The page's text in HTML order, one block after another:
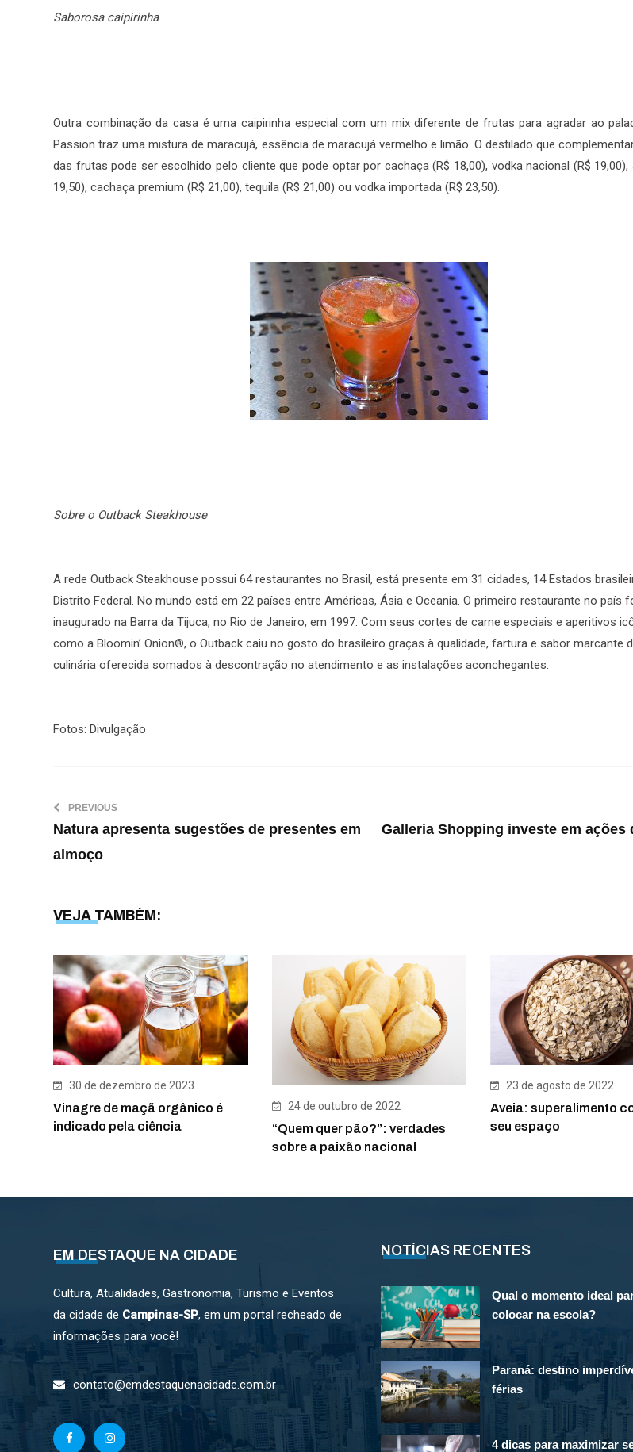
Saborosa caipirinha
Outra combinação da casa é uma caipirinha especial com um mix diferente de frutas para agradar ao
Passion traz uma mistura de maracujá, essência de maracujá vermelho e limão. O destilado que
das frutas pode ser escolhido pelo cliente que pode optar por cachaça (R$ 18,00), vodka nacional (R$ 19,00),
19,50), cachaça premium (R$ 21,00), tequila (R$ 21,00) ou vodka importada (R$ 23,50).
Sobre o Outback Steakhouse
A rede Outback Steakhouse possui 64 restaurantes no Brasil, está presente em 31 cidades, 14 Estados
Distrito Federal. No mundo está em 22 países entre Américas, Ásia e Oceania. O primeiro restaurante no país
inaugurado na Barra da Tijuca, no Rio de Janeiro, em 1997. Com seus cortes de carne especiais e aperitivos
como a Bloomin’ Onion®, o Outback caiu no gosto do brasileiro graças à qualidade, fartura e sabor marcante
culinária oferecida somados à descontração no atendimento e as instalações aconchegantes.
Fotos: Divulgação
PREVIOUS
Natura apresenta sugestões de presentes em
almoço
Galleria Shopping investe em ações
VEJA TAMBÉM:
30 de dezembro de 2023
Vinagre de maçã orgânico é
indicado pela ciência
24 de outubro de 2022
“Quem quer pão?”: verdades
sobre a paixão nacional
23 de agosto de 2022
Aveia: superalimento
seu espaço
EM DESTAQUE NA CIDADE
Cultura, Atualidades, Gastronomia, Turismo e Eventos
da cidade de Campinas-SP, em um portal recheado de
informações para você!
contato@emdestaquenacidade.com.br
NOTÍCIAS RECENTES
Qual o momento ideal
colocar na escola?
Paraná: destino
férias
4 dicas para maximizar